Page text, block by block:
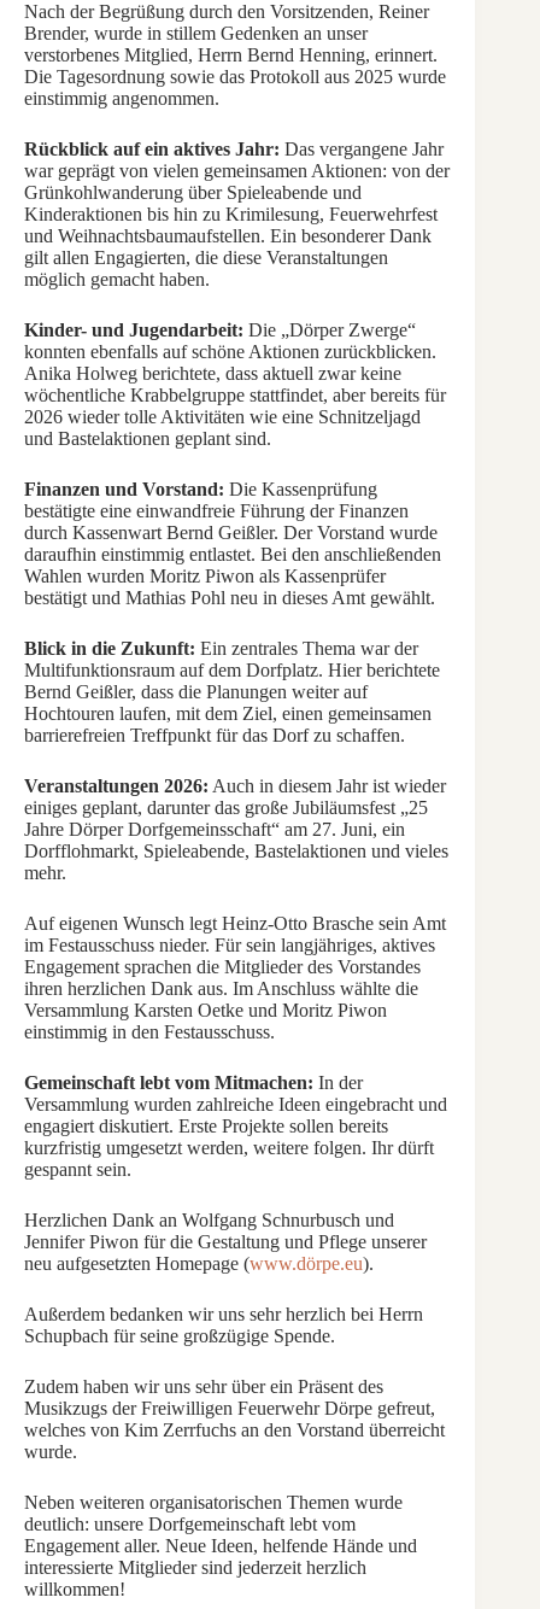
Nach der Begrüßung durch den Vorsitzenden, Reiner
Brender, wurde in stillem Gedenken an unser
verstorbenes Mitglied, Herrn Bernd Henning, erinnert.
Die Tagesordnung sowie das Protokoll aus 2025 wurde
einstimmig angenommen.
Rückblick auf ein aktives Jahr: Das vergangene Jahr
war geprägt von vielen gemeinsamen Aktionen: von der
Grünkohlwanderung über Spieleabende und
Kinderaktionen bis hin zu Krimilesung, Feuerwehrfest
und Weihnachtsbaumaufstellen. Ein besonderer Dank
gilt allen Engagierten, die diese Veranstaltungen
möglich gemacht haben.
Kinder- und Jugendarbeit: Die „Dörper Zwerge“
konnten ebenfalls auf schöne Aktionen zurückblicken.
Anika Holweg berichtete, dass aktuell zwar keine
wöchentliche Krabbelgruppe stattfindet, aber bereits für
2026 wieder tolle Aktivitäten wie eine Schnitzeljagd
und Bastelaktionen geplant sind.
Finanzen und Vorstand: Die Kassenprüfung
bestätigte eine einwandfreie Führung der Finanzen
durch Kassenwart Bernd Geißler. Der Vorstand wurde
daraufhin einstimmig entlastet. Bei den anschließenden
Wahlen wurden Moritz Piwon als Kassenprüfer
bestätigt und Mathias Pohl neu in dieses Amt gewählt.
Blick in die Zukunft: Ein zentrales Thema war der
Multifunktionsraum auf dem Dorfplatz. Hier berichtete
Bernd Geißler, dass die Planungen weiter auf
Hochtouren laufen, mit dem Ziel, einen gemeinsamen
barrierefreien Treffpunkt für das Dorf zu schaffen.
Veranstaltungen 2026: Auch in diesem Jahr ist wieder
einiges geplant, darunter das große Jubiläumsfest „25
Jahre Dörper Dorfgemeinsschaft“ am 27. Juni, ein
Dorfflohmarkt, Spieleabende, Bastelaktionen und vieles
mehr.
Auf eigenen Wunsch legt Heinz‑Otto Brasche sein Amt
im Festausschuss nieder. Für sein langjähriges, aktives
Engagement sprachen die Mitglieder des Vorstandes
ihren herzlichen Dank aus. Im Anschluss wählte die
Versammlung Karsten Oetke und Moritz Piwon
einstimmig in den Festausschuss.
Gemeinschaft lebt vom Mitmachen: In der
Versammlung wurden zahlreiche Ideen eingebracht und
engagiert diskutiert. Erste Projekte sollen bereits
kurzfristig umgesetzt werden, weitere folgen. Ihr dürft
gespannt sein.
Herzlichen Dank an Wolfgang Schnurbusch und
Jennifer Piwon für die Gestaltung und Pflege unserer
neu aufgesetzten Homepage (www.dörpe.eu).
Außerdem bedanken wir uns sehr herzlich bei Herrn
Schupbach für seine großzügige Spende.
Zudem haben wir uns sehr über ein Präsent des
Musikzugs der Freiwilligen Feuerwehr Dörpe gefreut,
welches von Kim Zerrfuchs an den Vorstand überreicht
wurde.
Neben weiteren organisatorischen Themen wurde
deutlich: unsere Dorfgemeinschaft lebt vom
Engagement aller. Neue Ideen, helfende Hände und
interessierte Mitglieder sind jederzeit herzlich
willkommen!